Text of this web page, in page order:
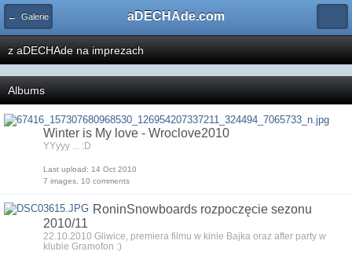
← Galerie aDECHAde.com
z aDECHAde na imprezach
Albums
Winter is My love - Wroclove2010
YYyyy ... :D
Last upload: 14 Oct 2010
7 images, 10 comments
RoninSnowboards rozpoczęcie sezonu
2010/11
22.10.2010 Gliwice, premiera filmu w kinie Bajka oraz after party w
klubie Gramofon :)